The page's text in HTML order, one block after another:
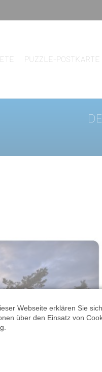
PUZZLE-POSTKARTE
Webseite erklären Sie
über den Einsatz von